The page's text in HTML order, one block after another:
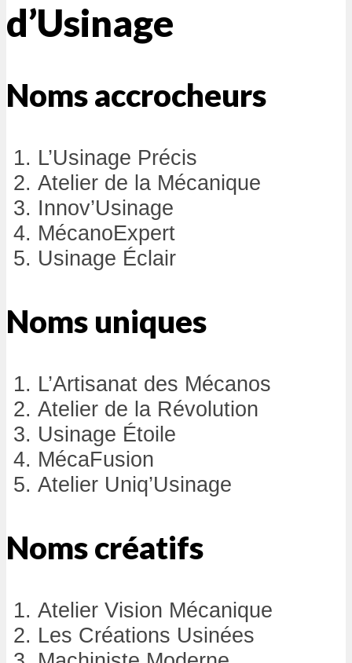
d’Usinage
Noms accrocheurs
L’Usinage Précis
Atelier de la Mécanique
Innov’Usinage
MécanoExpert
Usinage Éclair
Noms uniques
L’Artisanat des Mécanos
Atelier de la Révolution
Usinage Étoile
MécaFusion
Atelier Uniq’Usinage
Noms créatifs
Atelier Vision Mécanique
Les Créations Usinées